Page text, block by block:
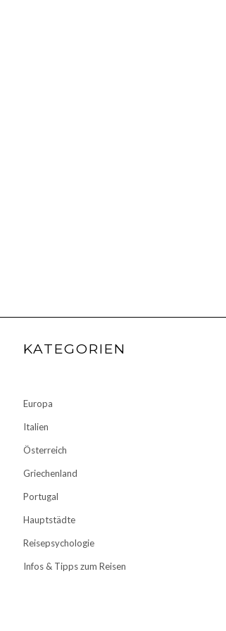
KATEGORIEN
Europa
Italien
Österreich
Griechenland
Portugal
Hauptstädte
Reisepsychologie
Infos & Tipps zum Reisen